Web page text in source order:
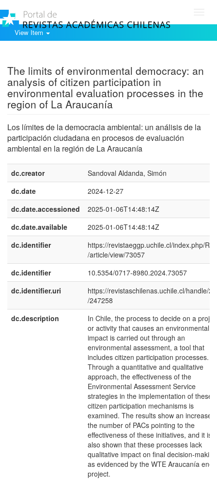
View Item
The limits of environmental democracy: an
analysis of citizen participation in
environmental evaluation processes in the
region of La Araucanía
Los límites de la democracia ambiental: un análisis de la
participación ciudadana en procesos de evaluación
ambiental en la región de La Araucanía
dc.creator
Sandoval Aldanda, Simón
dc.date
2024-12-27
dc.date.accessioned
2025-01-06T14:48:14Z
dc.date.available
2025-01-06T14:48:14Z
dc.identifier
https://revistaeggp.uchile.cl/index.php/
/article/view/73057
dc.identifier
10.5354/0717-8980.2024.73057
dc.identifier.uri
https://revistaschilenas.uchile.cl/handle/
/247258
dc.description
In Chile, the process to decide on a
or activity that causes an environmental
impact is carried out through an
environmental assessment, a tool that
includes citizen participation processes.
Through a quantitative and qualitative
approach, the effectiveness of the
Environmental Assessment Service
strategies in the implementation of these
citizen participation mechanisms is
examined. The results show an increase
the number of PACs pointing to the
effectiveness of these initiatives, and it is
also shown that these processes lack
qualitative impact on final decision-
as evidenced by the WTE Araucanía
project.